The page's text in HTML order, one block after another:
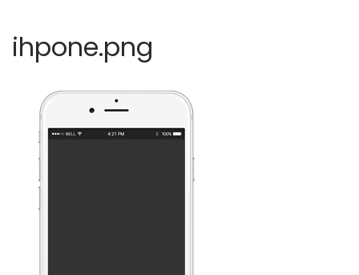
ihpone.png